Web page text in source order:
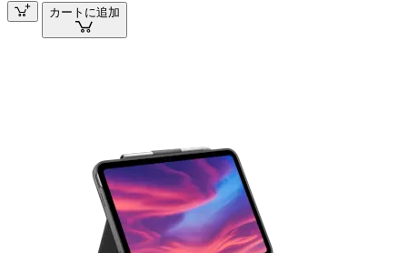
カートに追加